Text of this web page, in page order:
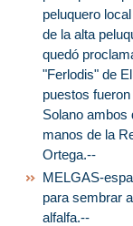
peluquero
de la alta
quedó
"Ferlodis" de
puestos
Solano ambos
manos de la
Ortega.--
MELGAS-
para sembrar
alfalfa.--